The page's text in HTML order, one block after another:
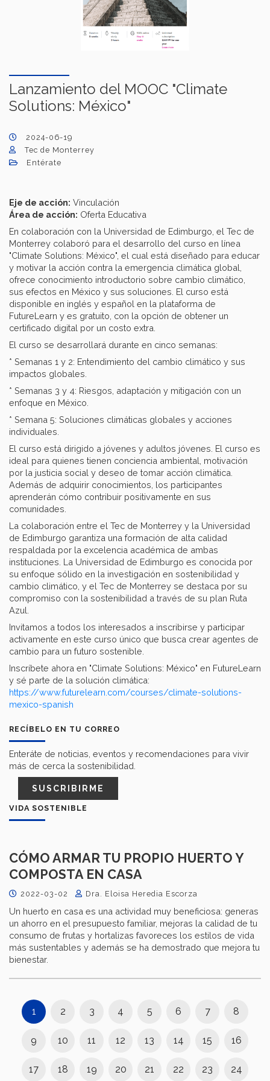
Lanzamiento del MOOC "Climate
Solutions: México"
2024-06-19
Tec de Monterrey
Entérate
Eje de acción: Vinculación
Área de acción: Oferta Educativa
En colaboración con la Universidad de Edimburgo, el Tec de
Monterrey colaboró para el desarrollo del curso en línea
"Climate Solutions: México", el cual está diseñado para educar
y motivar la acción contra la emergencia climática global,
ofrece conocimiento introductorio sobre cambio climático,
sus efectos en México y sus soluciones. El curso está
disponible en inglés y español en la plataforma de
FutureLearn y es gratuito, con la opción de obtener un
certificado digital por un costo extra.
El curso se desarrollará durante en cinco semanas:
* Semanas 1 y 2: Entendimiento del cambio climático y sus
impactos globales.
* Semanas 3 y 4: Riesgos, adaptación y mitigación con un
enfoque en México.
* Semana 5: Soluciones climáticas globales y acciones
individuales.
El curso está dirigido a jóvenes y adultos jóvenes. El curso es
ideal para quienes tienen conciencia ambiental, motivación
por la justicia social y deseo de tomar acción climática.
Además de adquirir conocimientos, los participantes
aprenderán cómo contribuir positivamente en sus
comunidades.
La colaboración entre el Tec de Monterrey y la Universidad
de Edimburgo garantiza una formación de alta calidad
respaldada por la excelencia académica de ambas
instituciones. La Universidad de Edimburgo es conocida por
su enfoque sólido en la investigación en sostenibilidad y
cambio climático, y el Tec de Monterrey se destaca por su
compromiso con la sostenibilidad a través de su plan Ruta
Azul.
Invitamos a todos los interesados a inscribirse y participar
activamente en este curso único que busca crear agentes de
cambio para un futuro sostenible.
Inscríbete ahora en "Climate Solutions: México" en FutureLearn
y sé parte de la solución climática:
https://www.futurelearn.com/courses/climate-solutions-
mexico-spanish
RECÍBELO EN TU CORREO
Enteráte de noticias, eventos y recomendaciones para vivir
más de cerca la sostenibilidad.
SUSCRIBIRME
VIDA SOSTENIBLE
CÓMO ARMAR TU PROPIO HUERTO Y
COMPOSTA EN CASA
2022-03-02 Dra. Eloisa Heredia Escorza
Un huerto en casa es una actividad muy beneficiosa: generas
un ahorro en el presupuesto familiar, mejoras la calidad de tu
consumo de frutas y hortalizas favoreces los estilos de vida
más sustentables y además se ha demostrado que mejora tu
bienestar.
1 2 3 4 5 6 7 8
9 10 11 12 13 14 15 16
17 18 19 20 21 22 23 24